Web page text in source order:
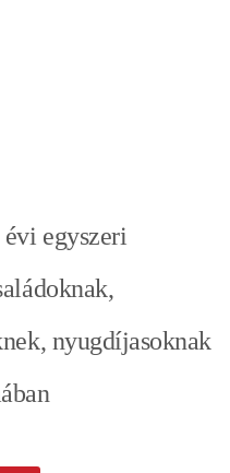
egyszeri
nyugdíjasoknak